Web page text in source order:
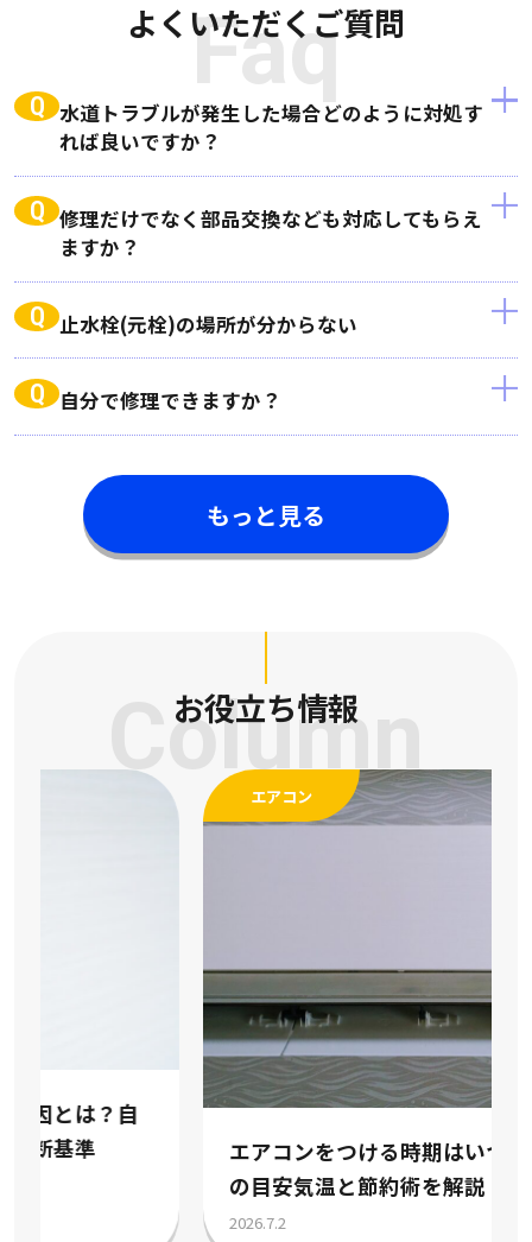
Faq
よくいただくご質問
Q 水道トラブルが発生した場合どのように対処す
れば良いですか？
Q 修理だけでなく部品交換なども対応してもらえ
ますか？
Q 止水栓(元栓)の場所が分からない
Q 自分で修理できますか？
もっと見る
Column
お役立ち情報
エアコンをつける時期はいつ？冷房暖房
の目安気温と節約術を解説